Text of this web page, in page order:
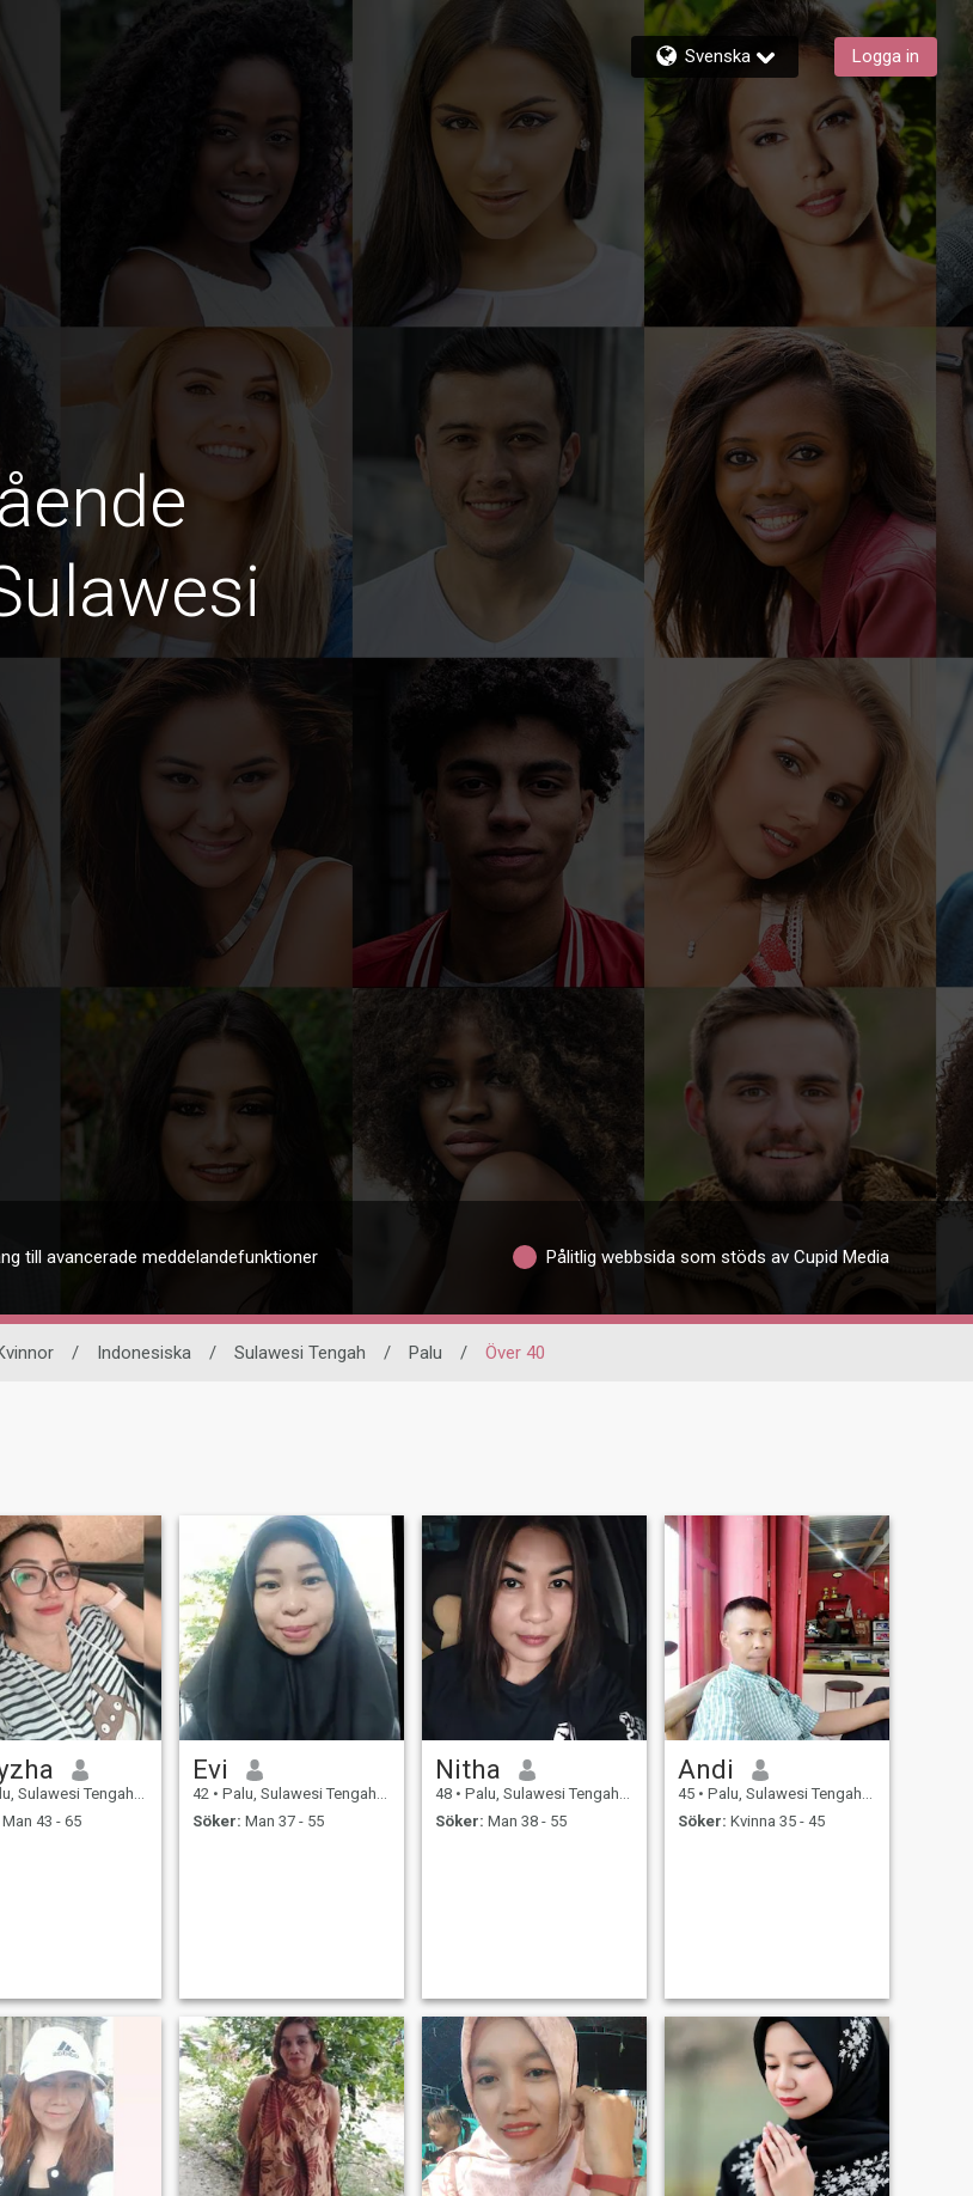
Svenska Logga in
till avancerade meddelandefunktioner Pålitlig webbsida som stöds av Cupid Media
/ Indonesiska / Sulawesi Tengah / Palu / Över 40
Sulawesi Tengah, Indonesien
Man 43 - 65
Evi
42 • Palu, Sulawesi Tengah, Indonesien
Söker: Man 37 - 55
Nitha
48 • Palu, Sulawesi Tengah, Indonesien
Söker: Man 38 - 55
Andi
45 • Palu, Sulawesi Tengah, Indonesien
Söker: Kvinna 35 - 45